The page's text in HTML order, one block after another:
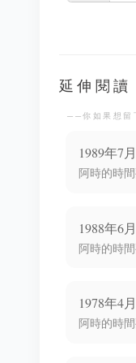
延伸閱讀
──你如果想留
1989年7
阿時的時間
1988年6
阿時的時間
1978年4
阿時的時間